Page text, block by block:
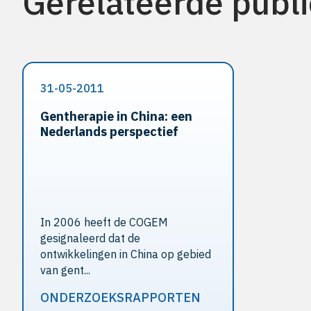
31-05-2011
Gentherapie in China: een
Nederlands perspectief
In 2006 heeft de COGEM
gesignaleerd dat de
ontwikkelingen in China op gebied
van gent...
ONDERZOEKSRAPPORTEN